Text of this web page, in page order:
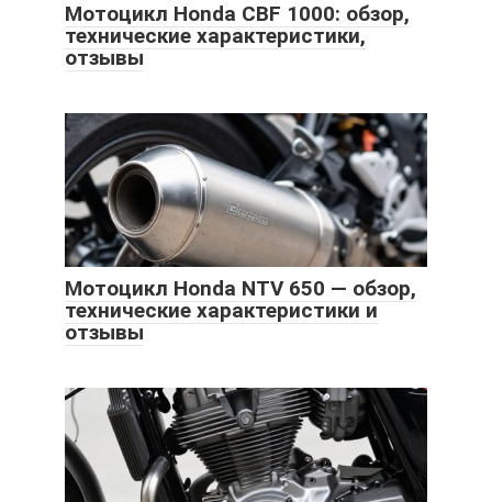
Мотоцикл Honda CBF 1000: обзор,
технические характеристики,
отзывы
Мотоцикл Honda NTV 650 — обзор,
технические характеристики и
отзывы